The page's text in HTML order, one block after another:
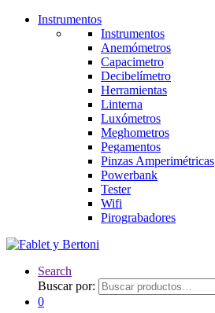
Instrumentos
Instrumentos
Anemómetros
Capacimetro
Decibelímetro
Herramientas
Linterna
Luxómetros
Meghometros
Pegamentos
Pinzas Amperimétricas
Powerbank
Tester
Wifi
Pirograbadores
Search
Buscar por:
0